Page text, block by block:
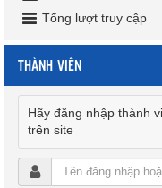
Tổng lượt truy cập
THÀNH VIÊN
Hãy đăng nhập thành
trên site